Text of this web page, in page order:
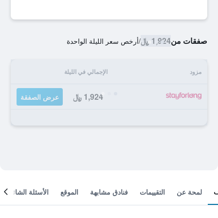
صفقات من1,924 ﷼ /أرخص سعر الليلة الواحدة
مزود الإجمالي في الليلة
1,924 ﷼ عرض الصفقة
لمحة عن التقييمات فنادق مشابهة الموقع الأسئلة الشائعة